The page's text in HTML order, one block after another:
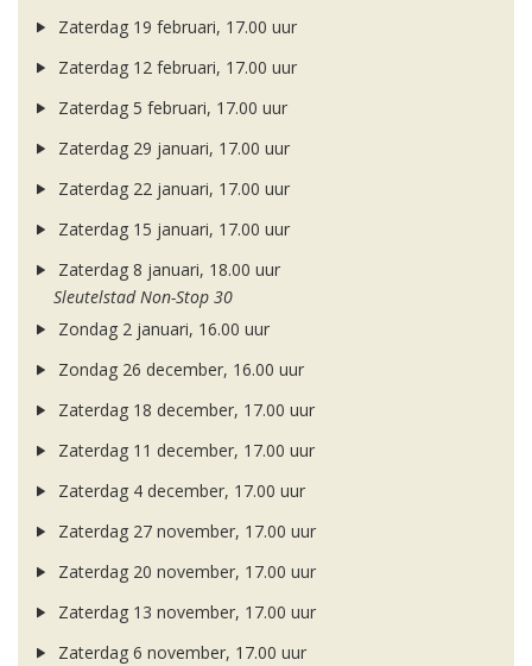
Zaterdag 19 februari, 17.00 uur
Zaterdag 12 februari, 17.00 uur
Zaterdag 5 februari, 17.00 uur
Zaterdag 29 januari, 17.00 uur
Zaterdag 22 januari, 17.00 uur
Zaterdag 15 januari, 17.00 uur
Zaterdag 8 januari, 18.00 uur
Sleutelstad Non-Stop 30
Zondag 2 januari, 16.00 uur
Zondag 26 december, 16.00 uur
Zaterdag 18 december, 17.00 uur
Zaterdag 11 december, 17.00 uur
Zaterdag 4 december, 17.00 uur
Zaterdag 27 november, 17.00 uur
Zaterdag 20 november, 17.00 uur
Zaterdag 13 november, 17.00 uur
Zaterdag 6 november, 17.00 uur